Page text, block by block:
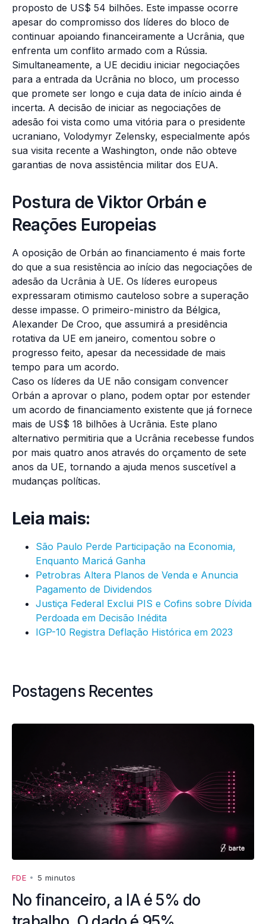
proposto de US$ 54 bilhões. Este impasse ocorre
apesar do compromisso dos líderes do bloco de
continuar apoiando financeiramente a Ucrânia, que
enfrenta um conflito armado com a Rússia.
Simultaneamente, a UE decidiu iniciar negociações
para a entrada da Ucrânia no bloco, um processo
que promete ser longo e cuja data de início ainda é
incerta. A decisão de iniciar as negociações de
adesão foi vista como uma vitória para o presidente
ucraniano, Volodymyr Zelensky, especialmente após
sua visita recente a Washington, onde não obteve
garantias de nova assistência militar dos EUA.
Postura de Viktor Orbán e
Reações Europeias
A oposição de Orbán ao financiamento é mais forte
do que a sua resistência ao início das negociações de
adesão da Ucrânia à UE. Os líderes europeus
expressaram otimismo cauteloso sobre a superação
desse impasse. O primeiro-ministro da Bélgica,
Alexander De Croo, que assumirá a presidência
rotativa da UE em janeiro, comentou sobre o
progresso feito, apesar da necessidade de mais
tempo para um acordo.
Caso os líderes da UE não consigam convencer
Orbán a aprovar o plano, podem optar por estender
um acordo de financiamento existente que já fornece
mais de US$ 18 bilhões à Ucrânia. Este plano
alternativo permitiria que a Ucrânia recebesse fundos
por mais quatro anos através do orçamento de sete
anos da UE, tornando a ajuda menos suscetível a
mudanças políticas.
Leia mais:
São Paulo Perde Participação na Economia,
Enquanto Maricá Ganha
Petrobras Altera Planos de Venda e Anuncia
Pagamento de Dividendos
Justiça Federal Exclui PIS e Cofins sobre Dívida
Perdoada em Decisão Inédita
IGP-10 Registra Deflação Histórica em 2023
Postagens Recentes
FDE • 5 minutos
No financeiro, a IA é 5% do